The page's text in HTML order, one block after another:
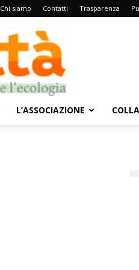
Chi siamo Contatti Trasparenza
L’ASSOCIAZIONE